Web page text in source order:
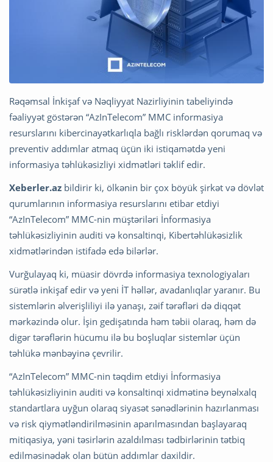
Rəqəmsal İnkişaf və Nəqliyyat Nazirliyinin tabeliyində
fəaliyyət göstərən “AzInTelecom” MMC informasiya
resurslarını kibercinayətkarlıqla bağlı risklərdən qorumaq və
preventiv addımlar atmaq üçün iki istiqamətdə yeni
informasiya təhlükəsizliyi xidmətləri təklif edir.
Xeberler.az bildirir ki, ölkənin bir çox böyük şirkət və dövlət
qurumlarının informasiya resurslarını etibar etdiyi
“AzInTelecom” MMC-nin müştəriləri İnformasiya
təhlükəsizliyinin auditi və konsaltinqi, Kibertəhlükəsizlik
xidmətlərindən istifadə edə bilərlər.
Vurğulayaq ki, müasir dövrdə informasiya texnologiyaları
sürətlə inkişaf edir və yeni İT həllər, avadanlıqlar yaranır. Bu
sistemlərin əlverişliliyi ilə yanaşı, zəif tərəfləri də diqqət
mərkəzində olur. İşin gedişatında həm təbii olaraq, həm də
digər tərəflərin hücumu ilə bu boşluqlar sistemlər üçün
təhlükə mənbəyinə çevrilir.
“AzInTelecom” MMC-nin təqdim etdiyi İnformasiya
təhlükəsizliyinin auditi və konsaltinqi xidmətinə beynəlxalq
standartlara uyğun olaraq siyasət sənədlərinin hazırlanması
və risk qiymətləndirilməsinin aparılmasından başlayaraq
mitiqasiya, yəni təsirlərin azaldılması tədbirlərinin tətbiq
edilməsinədək olan bütün addımlar daxildir.